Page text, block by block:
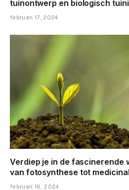
tuinontwerp en biologisch
februari 17, 2024
Verdiep je in de fascinerende
van fotosynthese tot
februari 16, 2024